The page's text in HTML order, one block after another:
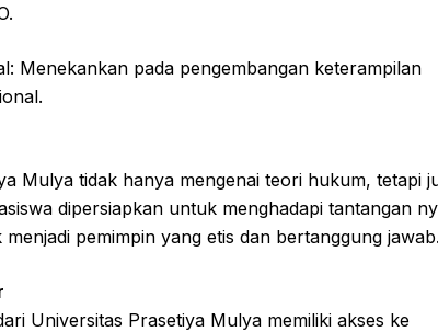
Menekankan pada pengembangan keterampilan
Mulya tidak hanya mengenai teori hukum, tetapi
dipersiapkan untuk menghadapi tantangan
pemimpin yang etis dan bertanggung jawab.
Universitas Prasetiya Mulya memiliki akses ke